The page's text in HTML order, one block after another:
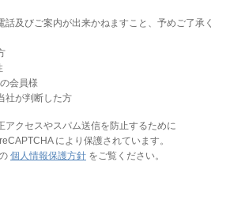
及びご案内が出来かねますこと、予めご了承く
会員様
社が判断した方
アクセスやスパム送信を防止するために
により保護されています。
個人情報保護方針 をご覧ください。